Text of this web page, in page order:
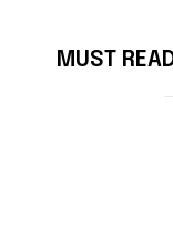
MUST